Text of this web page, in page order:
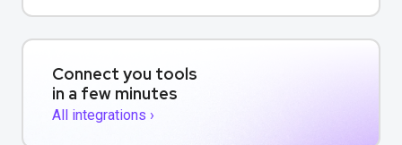
Connect you tools
in a few minutes
All integrations ›